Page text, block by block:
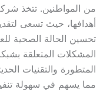
من المواطنين. تتخذ
أهدافها، حيث تسعى
تحسين الحالة الصحية
المشكلات المتعلقة
المتطورة والتقنيات
مما يسهم في سهولة